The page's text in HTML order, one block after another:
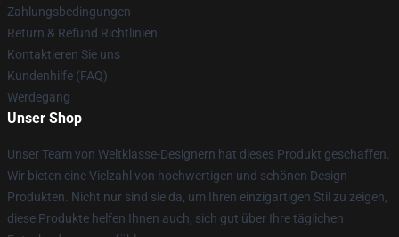
Zahlungsbedingungen
Return & Refund Richtlinien
Kontaktieren Sie uns
Kundenhilfe (FAQ)
Werdegang
Unser Shop
Unser Team von Weltklasse-Designern hat dieses Produkt geschaffen.
Wir bieten eine Vielzahl von hochwertigen und schönen Design-
Produkten. Nicht nur sind sie da, um Ihren einzigartigen Stil zu zeigen,
diese Produkte helfen Ihnen auch, sich gut über Ihre täglichen